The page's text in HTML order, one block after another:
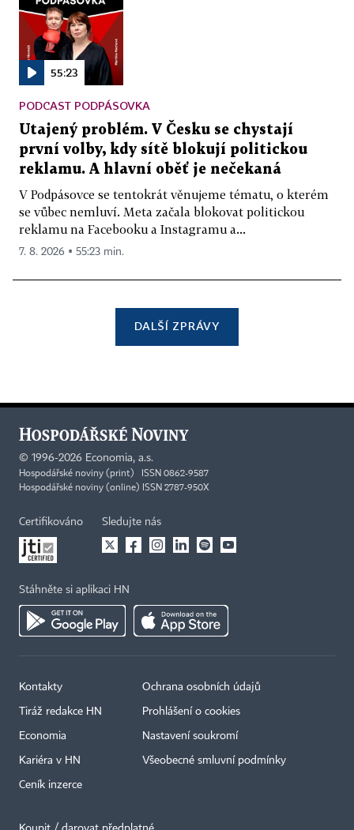
55:23
PODCAST PODPÁSOVKA
Utajený problém. V Česku se chystají
první volby, kdy sítě blokují politickou
reklamu. A hlavní oběť je nečekaná
V Podpásovce se tentokrát věnujeme tématu, o kterém
se vůbec nemluví. Meta začala blokovat politickou
reklamu na Facebooku a Instagramu a...
7. 8. 2026 ▪ 55:23 min.
DALŠÍ ZPRÁVY
© 1996-2026 Economia, a.s.
Hospodářské noviny (print) ISSN 0862-9587
Hospodářské noviny (online) ISSN 2787-950X
Certifikováno Sledujte nás
Stáhněte si aplikaci HN
Kontakty
Tiráž redakce HN
Economia
Kariéra v HN
Ceník inzerce
Ochrana osobních údajů
Prohlášení o cookies
Nastavení soukromí
Všeobecné smluvní podmínky